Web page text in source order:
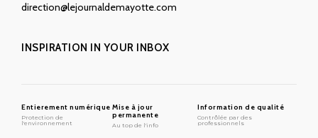
direction@lejournaldemayotte.com
INSPIRATION IN YOUR INBOX
Entierement numérique
Protection de
l'environnement
Mise à jour
permanente
Au top de l'info
Information de qualité
Contrôlée par des
professionnels